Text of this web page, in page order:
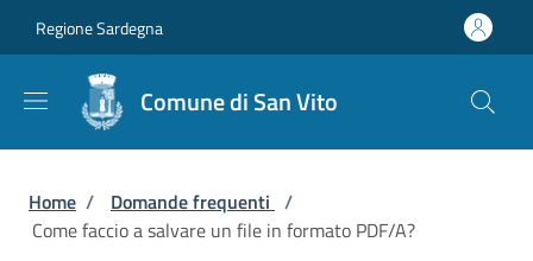
Regione Sardegna
Comune di San Vito
Briciole di pane
Home / Domande frequenti /
Come faccio a salvare un file in formato PDF/A?